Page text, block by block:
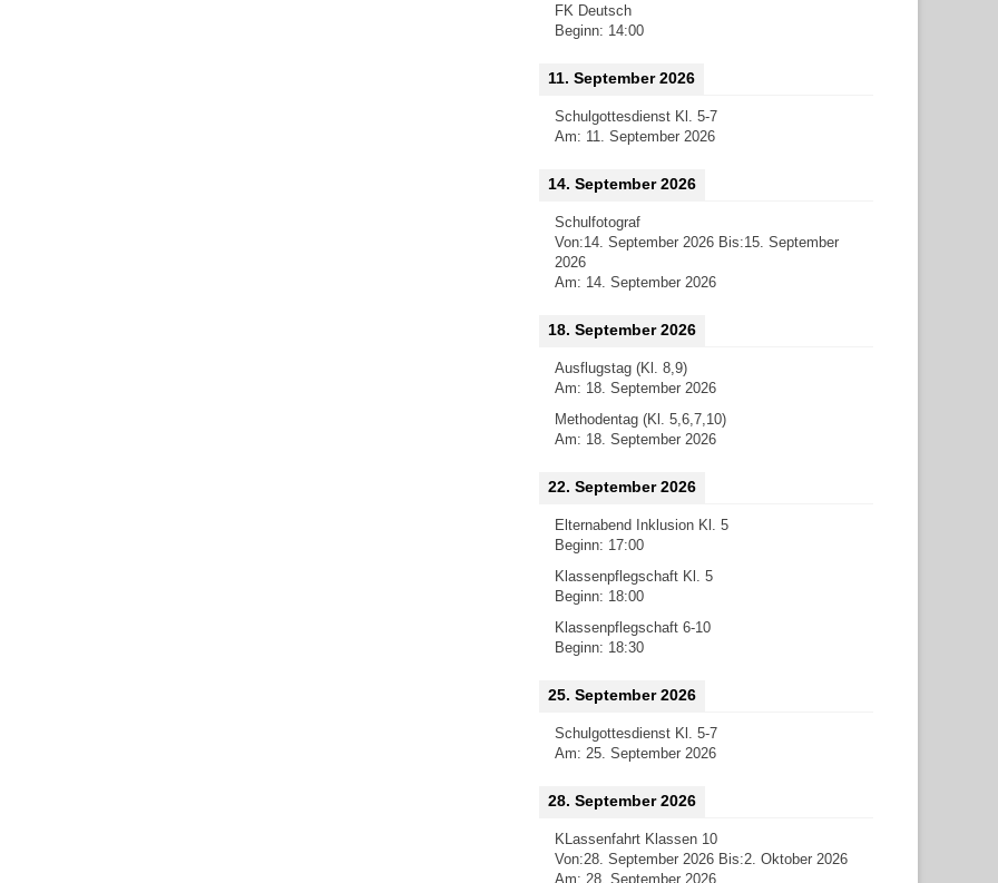
FK Deutsch
Beginn: 14:00
11. September 2026
Schulgottesdienst Kl. 5-7
Am: 11. September 2026
14. September 2026
Schulfotograf
Von:14. September 2026 Bis:15. September
2026
Am: 14. September 2026
18. September 2026
Ausflugstag (Kl. 8,9)
Am: 18. September 2026
Methodentag (Kl. 5,6,7,10)
Am: 18. September 2026
22. September 2026
Elternabend Inklusion Kl. 5
Beginn: 17:00
Klassenpflegschaft Kl. 5
Beginn: 18:00
Klassenpflegschaft 6-10
Beginn: 18:30
25. September 2026
Schulgottesdienst Kl. 5-7
Am: 25. September 2026
28. September 2026
KLassenfahrt Klassen 10
Von:28. September 2026 Bis:2. Oktober 2026
Am: 28. September 2026